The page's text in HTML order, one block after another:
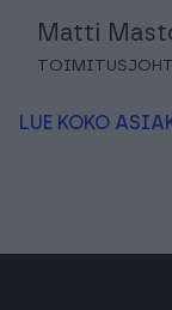
Matti
LUE KOKO